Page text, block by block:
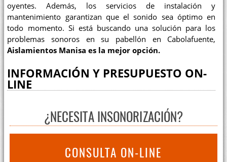
oyentes. Además, los servicios de instalación y
mantenimiento garantizan que el sonido sea óptimo en
todo momento. Si está buscando una solución para los
problemas sonoros en su pabellón en Cabolafuente,
Aislamientos Manisa es la mejor opción.
INFORMACIÓN Y PRESUPUESTO ON-
LINE
¿NECESITA INSONORIZACIÓN?
CONSULTA ON-LINE